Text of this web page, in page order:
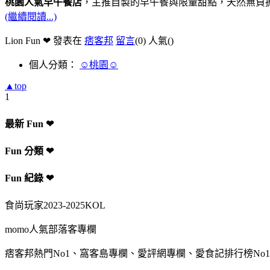
桃園人氣早午餐店 ，主推自製的早午餐與限量甜點，天然無負
(繼續閱讀...)
Lion Fun ❤ 發表在 痞客邦 留言(0) 人氣()
個人分類： ☺桃園☺
▲top
1
最新 Fun ❤
Fun 分類 ❤
Fun 紀錄 ❤
食尚玩家2023-2025KOL
momo人氣部落客專欄
痞客邦熱門No1、窩客島專欄、愛評網專欄、愛食記排行榜No1